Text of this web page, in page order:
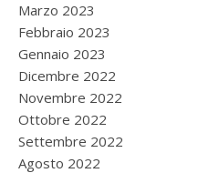
Marzo 2023
Febbraio 2023
Gennaio 2023
Dicembre 2022
Novembre 2022
Ottobre 2022
Settembre 2022
Agosto 2022